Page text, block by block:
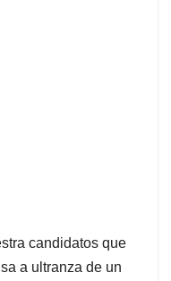
candidatos que
a ultranza de un